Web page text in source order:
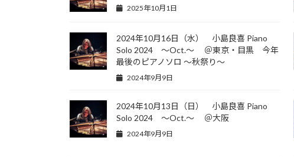
2025年10月1日
2024年10月16日（水） 小島良喜 Piano
Solo 2024 ～Oct.～ ＠東京・目黒 今年
最後のピアノソロ ～秋祭り～
2024年9月9日
2024年10月13日（日） 小島良喜 Piano
Solo 2024 ～Oct.～ ＠大阪
2024年9月9日